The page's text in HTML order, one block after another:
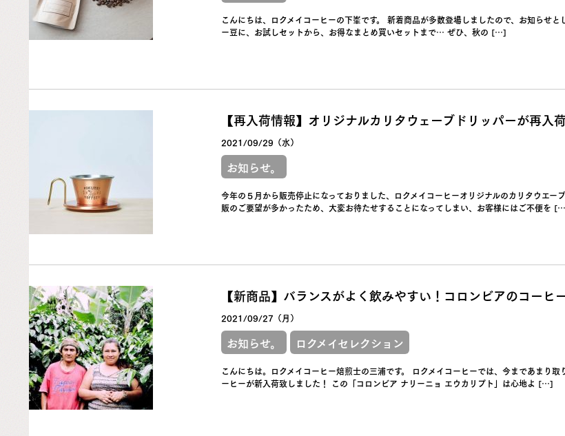
こんにちは、ロクメイコーヒーの下峯です。 新着商品が多数登場しましたので、お知らせと
ー豆に、お試しセットから、お得なまとめ買いセットまで… ぜひ、秋の […]
【再入荷情報】オリジナルカリタウェーブドリッパーが再入
2021/09/29（水）
お知らせ。
今年の５月から販売停止になっておりました、ロクメイコーヒーオリジナルのカリタウエー
販のご要望が多かったため、大変お待たせすることになってしまい、お客様にはご不便を
【新商品】バランスがよく飲みやすい！コロンビアのコーヒ
2021/09/27（月）
お知らせ。 ロクメイセレクション
こんにちは。ロクメイコーヒー焙煎士の三浦です。 ロクメイコーヒーでは、今まであまり
ーヒーが新入荷致しました！ この「コロンビア ナリーニョ エウカリプト」は心地よ […]